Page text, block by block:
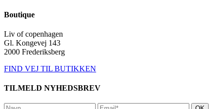
Boutique
Liv of copenhagen
Gl. Kongevej 143
2000 Frederiksberg
FIND VEJ TIL BUTIKKEN
TILMELD NYHEDSBREV